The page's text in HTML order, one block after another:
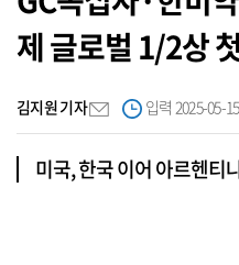
제 글로벌 1/2상
김지원 기자 입력 2025-05-
미국, 한국 이어 아르헨티